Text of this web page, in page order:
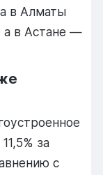
в Алматы
а в Астане —
за
с